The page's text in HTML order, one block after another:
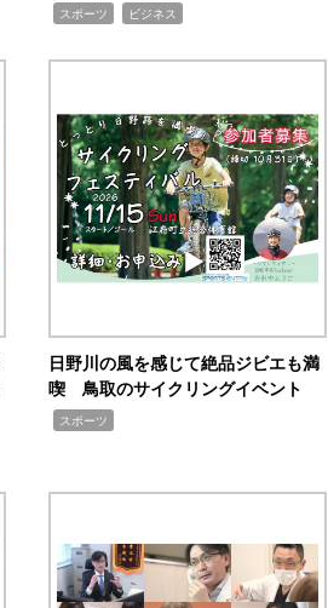
スポーツ ビジネス
日野川の風を感じて絶品ジビエも満
喫 鳥取のサイクリングイベント
スポーツ